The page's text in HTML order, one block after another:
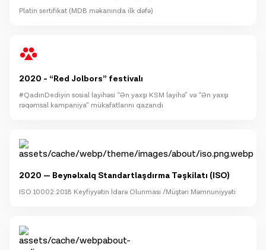
Platin sertifikat (MDB məkanında ilk dəfə)
2020 - “Red Jolbors” festivalı
#QadınDediyin sosial layihəsi “Ən yaxşı KSM layihə” və “Ən yaxşı
rəqəmsal kampaniya” mükafatlarını qazandı
2020 — Beynəlxalq Standartlaşdırma Təşkilatı (ISO)
ISO 10002:2018 Keyfiyyətin İdarə Olunması /Müştəri Məmnuniyyəti